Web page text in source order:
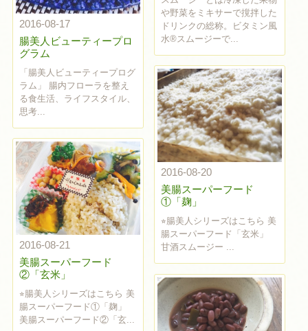
2016-08-17
腸美人ビューティープロ
グラム
「腸美人ビューティープログ
ラム」 腸内フローラを整え
る食生活、ライフスタイル、
思考...
や野菜をミキサーで撹拌した
ドリンクの総称。ビタミン風
水®︎スムージーで...
2016-08-20
美腸スーパーフード
①「麹」
⭐︎腸美人シリーズはこちら 美
腸スーパーフード「玄米」
甘酒スムージー ...
2016-08-21
美腸スーパーフード
②「玄米」
⭐︎腸美人シリーズはこちら 美
腸スーパーフード①「麹」
美腸スーパーフード②「玄...